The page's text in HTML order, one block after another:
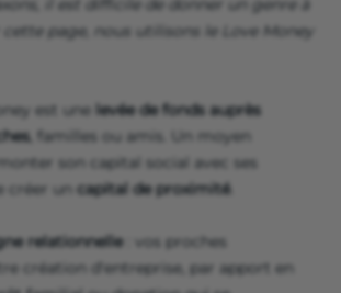
il est difficile de donner un genre à
cette page, nous utilisons le Love Money
est une levée de fonds auprès
, familles ou amis. Un moyen
son capital social avec ses
créer un capital de proximité.
relationnelle: vos proches
création d'entreprise, par apport en